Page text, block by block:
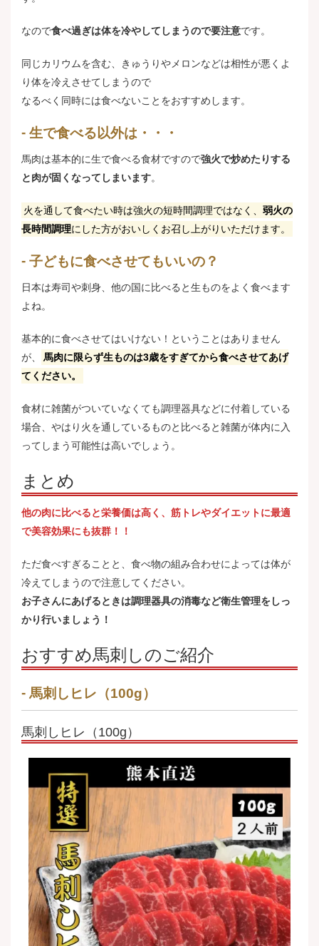
なので食べ過ぎは体を冷やしてしまうので要注意です。
同じカリウムを含む、きゅうりやメロンなどは相性が悪くよ
り体を冷えさせてしまうので
なるべく同時には食べないことをおすすめします。
生で食べる以外は・・・
馬肉は基本的に生で食べる食材ですので強火で炒めたりする
と肉が固くなってしまいます。
火を通して食べたい時は強火の短時間調理ではなく、 弱火の
長時間調理にした方がおいしくお召し上がりいただけます。
子どもに食べさせてもいいの？
日本は寿司や刺身、他の国に比べると生ものをよく食べます
よね。
基本的に食べさせてはいけない！ということはありません
が、
馬肉に限らず生ものは3歳をすぎてから食べさせてあげ
てください。
食材に雑菌がついていなくても調理器具などに付着している
場合、やはり火を通しているものと比べると雑菌が体内に入
ってしまう可能性は高いでしょう。
まとめ
他の肉に比べると栄養価は高く、筋トレやダイエットに最適
で美容効果にも抜群！！
ただ食べすぎることと、食べ物の組み合わせによっては体が
冷えてしまうので注意してください。
お子さんにあげるときは調理器具の消毒など衛生管理をしっ
かり行いましょう！
おすすめ馬刺しのご紹介
馬刺しヒレ（100g）
馬刺しヒレ（100g）